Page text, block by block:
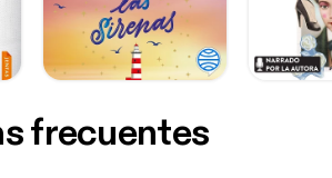
frecuentes